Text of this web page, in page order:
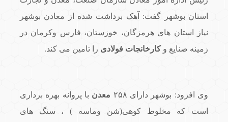
استان بوشهر گفت: آهک برداشت شده از معادن بوشهر
نیاز استان های هرمزگان، خوزستان، فارس وکرمان در
زمینه صنایع و کارخانجات فولادی را تامین می کند.
وی افزود: بوشهر دارای ۲۵۸ معدن با پروانه بهره برداری
است که مخلوط کوهی(شن وماسه ) ، سنگ های